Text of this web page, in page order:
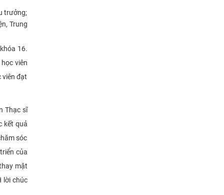
trưởng;
Trung
16.
viên
viên đạt
Thạc sĩ
kết quả
sóc
của
mặt
lời chúc